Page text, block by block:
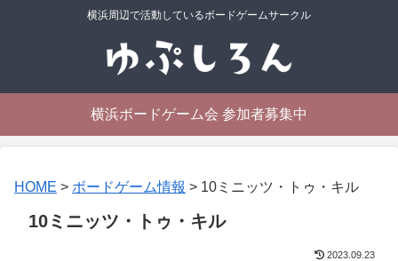
横浜周辺で活動しているボードゲームサークル
横浜ボードゲーム会 参加者募集中
HOME > ボードゲーム情報 > 10ミニッツ・トゥ・キル
10ミニッツ・トゥ・キル
2023.09.23